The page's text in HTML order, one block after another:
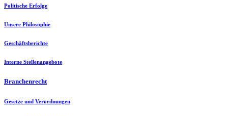
Politische Erfolge
Unsere Philosophie
Geschäftsberichte
Interne Stellenangebote
Branchenrecht
Gesetze und Verordnungen